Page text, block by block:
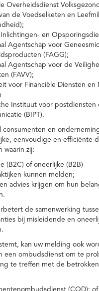
Overheidsdienst
de Voedselketen en
en
Agentschap voor
(FAGG);
Agentschap voor de
(FAVV);
voor Financiële Diensten en
Instituut voor postdiensten
(BIPT).
consumenten en
eenvoudige en efficiënte
waarin zij:
(B2C) of oneerlijke (B2B)
kunnen melden;
advies krijgen om hun
de samenwerking
bij misleidende en
kan uw melding ook
een ombudsdienst om te
te treffen met de betrokken
(COD); of